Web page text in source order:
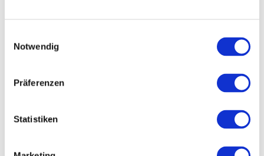
Notwendig
Präferenzen
Statistiken